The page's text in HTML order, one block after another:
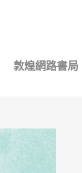
敦煌網路書局